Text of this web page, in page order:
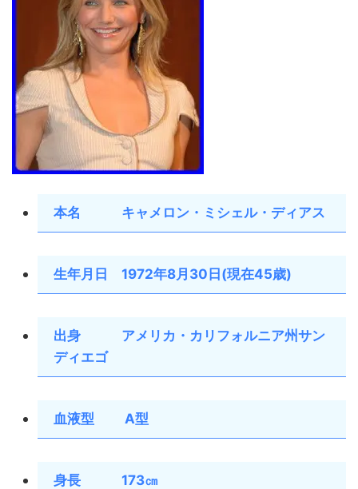
本名 キャメロン・ミシェル・ディアス
生年月日 1972年8月30日(現在45歳)
出身 アメリカ・カリフォルニア州サン
ディエゴ
血液型 A型
身長 173㎝